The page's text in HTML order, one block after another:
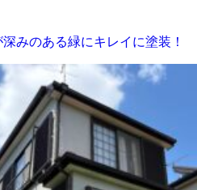
みのある緑にキレイに塗装！